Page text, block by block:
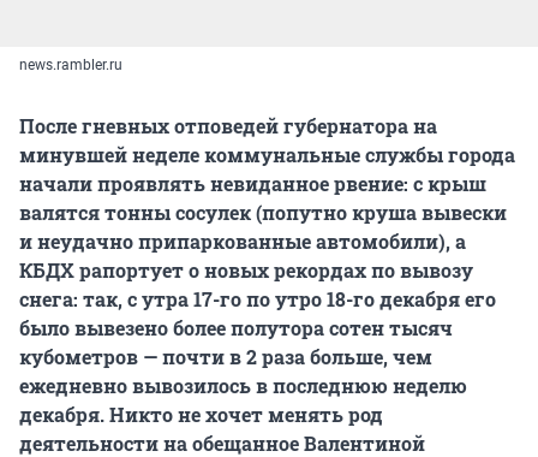
news.rambler.ru
После гневных отповедей губернатора на
минувшей неделе коммунальные службы города
начали проявлять невиданное рвение: с крыш
валятся тонны сосулек (попутно круша вывески
и неудачно припаркованные автомобили), а
КБДХ рапортует о новых рекордах по вывозу
снега: так, с утра 17-го по утро 18-го декабря его
было вывезено более полутора сотен тысяч
кубометров — почти в 2 раза больше, чем
ежедневно вывозилось в последнюю неделю
декабря. Никто не хочет менять род
деятельности на обещанное Валентиной